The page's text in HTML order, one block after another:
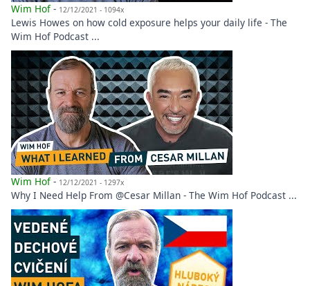
Wim Hof- 12/12/2021 - 1094x
Lewis Howes on how cold exposure helps your daily life - The
Wim Hof Podcast ...
Wim Hof- 12/12/2021 - 1297x
Why I Need Help From @Cesar Millan - The Wim Hof Podcast ...